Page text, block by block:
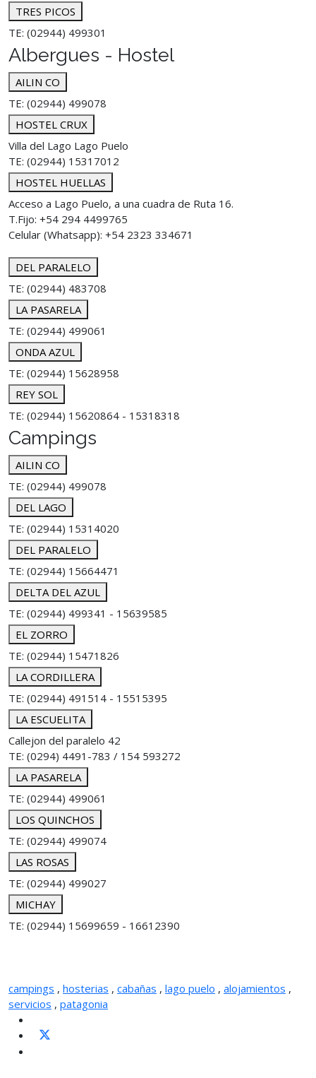
TRES PICOS
TE: (02944) 499301
Albergues - Hostel
AILIN CO
TE: (02944) 499078
HOSTEL CRUX
Villa del Lago Lago Puelo
TE: (02944) 15317012
HOSTEL HUELLAS
Acceso a Lago Puelo, a una cuadra de Ruta 16.
T.Fijo: +54 294 4499765
Celular (Whatsapp): +54 2323 334671
DEL PARALELO
TE: (02944) 483708
LA PASARELA
TE: (02944) 499061
ONDA AZUL
TE: (02944) 15628958
REY SOL
TE: (02944) 15620864 - 15318318
Campings
AILIN CO
TE: (02944) 499078
DEL LAGO
TE: (02944) 15314020
DEL PARALELO
TE: (02944) 15664471
DELTA DEL AZUL
TE: (02944) 499341 - 15639585
EL ZORRO
TE: (02944) 15471826
LA CORDILLERA
TE: (02944) 491514 - 15515395
LA ESCUELITA
Callejon del paralelo 42
TE: (0294) 4491-783 / 154 593272
LA PASARELA
TE: (02944) 499061
LOS QUINCHOS
TE: (02944) 499074
LAS ROSAS
TE: (02944) 499027
MICHAY
TE: (02944) 15699659 - 16612390
campings , hosterias , cabañas , lago puelo , alojamientos ,
servicios , patagonia